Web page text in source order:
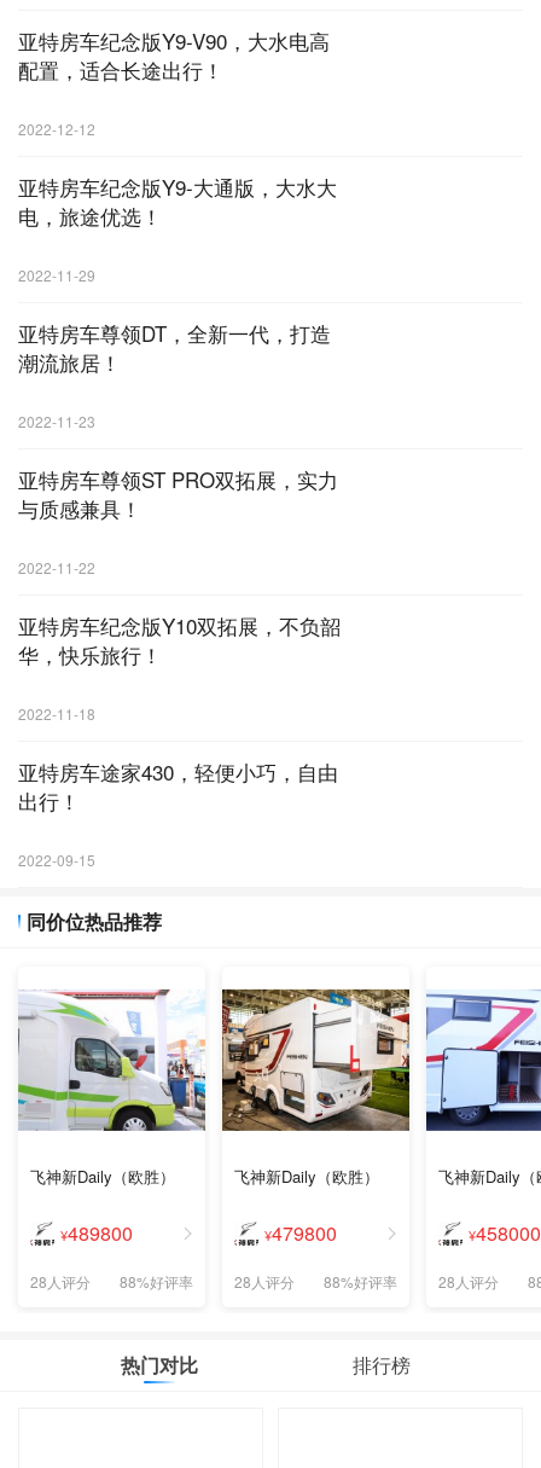
亚特房车纪念版Y9-V90，大水电高
配置，适合长途出行！
2022-12-12
亚特房车纪念版Y9-大通版，大水大
电，旅途优选！
2022-11-29
亚特房车尊领DT，全新一代，打造
潮流旅居！
2022-11-23
亚特房车尊领ST PRO双拓展，实力
与质感兼具！
2022-11-22
亚特房车纪念版Y10双拓展，不负韶
华，快乐旅行！
2022-11-18
亚特房车途家430，轻便小巧，自由
出行！
2022-09-15
同价位热品推荐
飞神新Daily（欧胜）
¥489800
88%好评率
28人评分
飞神新Daily（欧胜）
¥479800
88%好评率
28人评分
飞神新Daily（
¥458000
28人评分
热门对比 排行榜